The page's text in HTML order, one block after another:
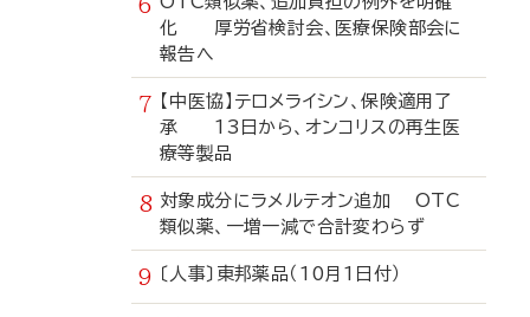
化 厚労省検討会、医療保険部会に
報告へ
【中医協】テロメライシン、保険適用了
承 13日から、オンコリスの再生医
療等製品
対象成分にラメルテオン追加 OTC
類似薬、一増一減で合計変わらず
〔人事〕東邦薬品（10月1日付）